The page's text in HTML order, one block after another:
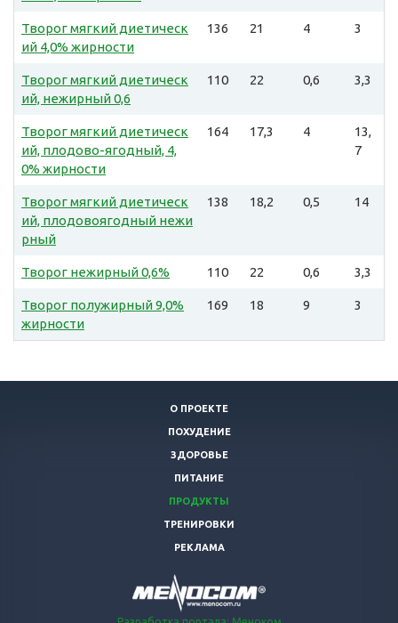
Творог мягкий диетическ
ий 4,0% жирности
136 21 4 3
Творог мягкий диетическ
ий, нежирный 0,6
110 22 0,6 3,3
Творог мягкий диетическ
ий, плодово-ягодный, 4,
0% жирности
164 17,3 4
13,
7
Творог мягкий диетическ
ий, плодовоягодный нежи
рный
138 18,2 0,5 14
Творог нежирный 0,6% 110 22 0,6 3,3
Творог полужирный 9,0%
жирности
169 18 9 3
О ПРОЕКТЕ
ПОХУДЕНИЕ
ЗДОРОВЬЕ
ПИТАНИЕ
ПРОДУКТЫ
ТРЕНИРОВКИ
РЕКЛАМА